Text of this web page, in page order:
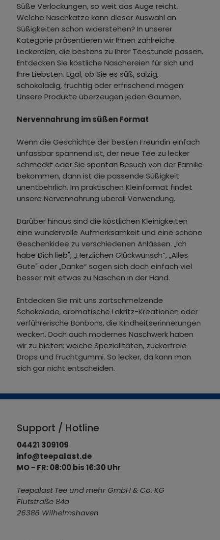
Süße Verlockungen, so weit das Auge reicht.
Welche Naschkatze kann dieser Auswahl an
Süßigkeiten schon widerstehen? In unserer
Kategorie präsentieren wir Ihnen zahlreiche
Leckereien, die bestens zu Ihrer Teestunde passen.
Entdecken Sie köstliche Naschereien für sich und
Ihre Liebsten. Egal, ob Sie es süß, salzig,
schokoladig, fruchtig oder erfrischend mögen:
Unsere Produkte überzeugen jeden Gaumen.
Nervennahrung im süßen Format
Wenn die Geschichte der besten Freundin einfach
unfassbar spannend ist, der neue Tee zu lecker
schmeckt oder Sie spontan Besuch von der Familie
bekommen, dann ist die passende Süßigkeit
unentbehrlich. Im praktischen Kleinformat findet
unsere Nervennahrung überall Verwendung.
Darüber hinaus sind die köstlichen Kleinigkeiten
eine wundervolle Aufmerksamkeit und eine schöne
Geschenkidee zu verschiedenen Anlässen. „Ich
habe Dich lieb", „Herzlichen Glückwunsch“, „Alles
Gute" oder „Danke“ sagen sich doch einfach viel
besser mit etwas zu Naschen in der Hand.
Entdecken Sie mit uns zartschmelzende
Schokolade, aromatische Lakritz-Kreationen oder
verführerische Bonbons, die Kindheitserinnerungen
wecken. Doch auch modernes Naschwerk haben
wir zu bieten: weiche Spezialitäten, zuckerfreie
Drops und Fruchtgummi. So lecker, da kann man
sich gar nicht entscheiden.
Support / Hotline
04421 309109
info@teepalast.de
MO - FR: 08:00 bis 16:30 Uhr
Teepalast Tee und mehr GmbH & Co. KG
Flutstraße 84a
26386 Wilhelmshaven